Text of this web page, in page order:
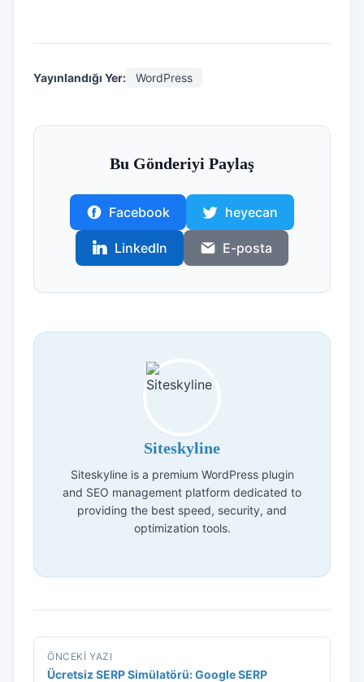
Yayınlandığı Yer: WordPress
Bu Gönderiyi Paylaş
Facebook heyecan
LinkedIn E-posta
Siteskyline
Siteskyline is a premium WordPress plugin
and SEO management platform dedicated to
providing the best speed, security, and
optimization tools.
ÖNCEKI YAZI
Ücretsiz SERP Simülatörü: Google SERP